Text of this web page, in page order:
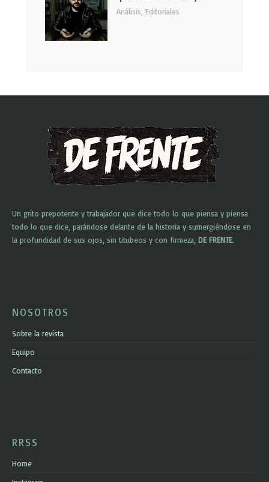
Análisis Editoriales
Un grito prepotente y trabajador que dice todo lo que piensa y piensa
todo lo que dice, parándose delante de la historia y sumergiéndose en
la profundidad de sus ojos, sin titubeos y con firmeza, DE FRENTE.
NOSOTROS
Sobre la revista
Equipo
Contacto
RRSS
Home